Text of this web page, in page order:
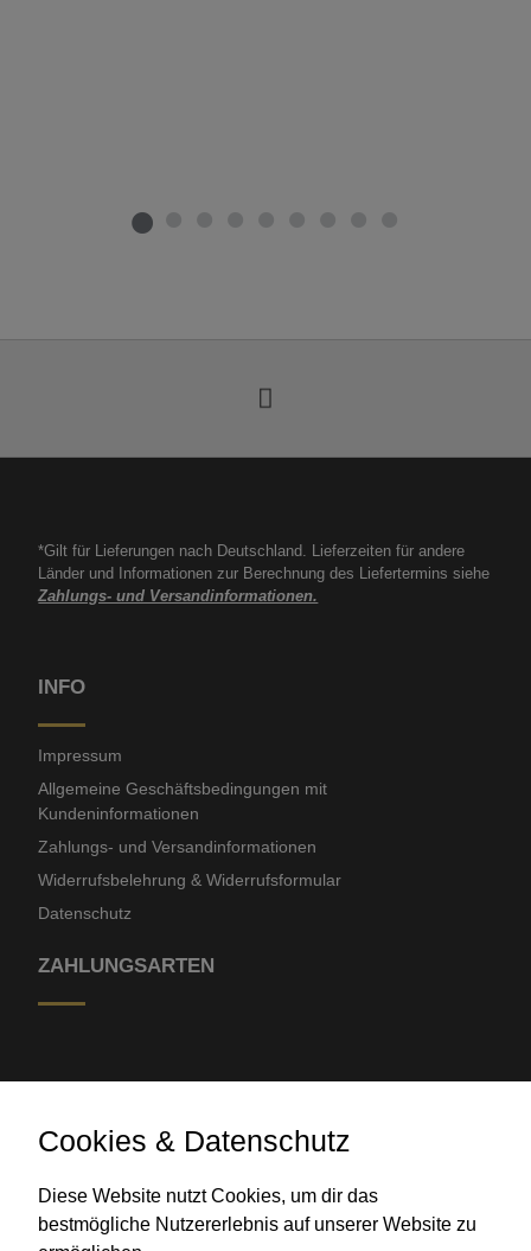
*Gilt für Lieferungen nach Deutschland. Lieferzeiten für andere
Länder und Informationen zur Berechnung des Liefertermins siehe
Zahlungs- und Versandinformationen.
INFO
Impressum
Allgemeine Geschäftsbedingungen mit
Kundeninformationen
Zahlungs- und Versandinformationen
Widerrufsbelehrung & Widerrufsformular
Datenschutz
ZAHLUNGSARTEN
Banküberweisung
Cookies & Datenschutz
Diese Website nutzt Cookies, um dir das
bestmögliche Nutzererlebnis auf unserer Website zu